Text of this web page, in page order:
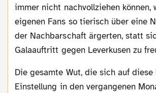
immer nicht nachvollziehen können,
eigenen Fans so tierisch über eine
der Nachbarschaft ärgerten, statt
Galaauftritt gegen Leverkusen zu
Die gesamte Wut, die sich auf diese lustlose
Einstellung in den vergangenen